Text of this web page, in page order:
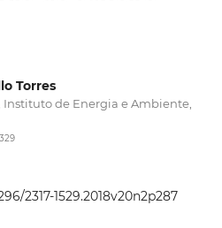
Torres
Instituto de Energia e Ambiente,
2317-1529.2018v20n2p287